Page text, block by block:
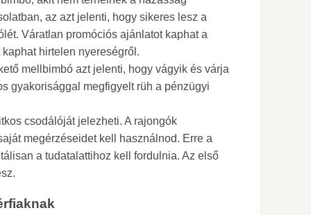
az azt jelenti, hogy sikeres lesz a
Váratlan promóciós ajánlatot kaphat a
hirtelen nyereségről.
mellbimbó azt jelenti, hogy vágyik és várja
gyakorisággal megfigyelt rüh a pénzügyi
csodálóját jelezheti. A rajongók
megérzéseidet kell használnod. Erre a
a tudatalattihoz kell fordulnia. Az első